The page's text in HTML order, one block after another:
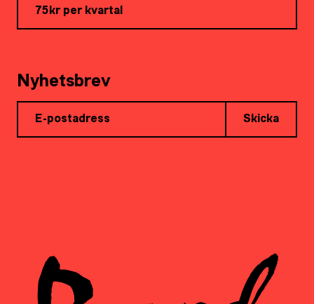
75kr per kvartal
Nyhetsbrev
Skicka